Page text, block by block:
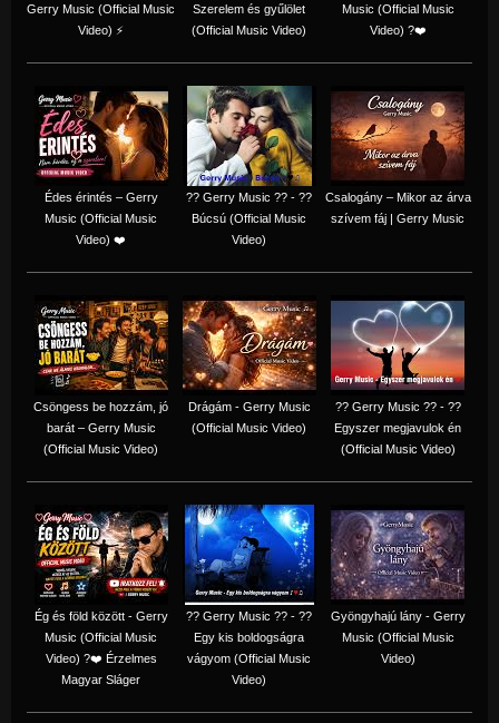
Gerry Music (Official Music
Video) ⚡
Szerelem és gyűlölet
(Official Music Video)
Music (Official Music
Video) ?❤️
Édes érintés – Gerry
Music (Official Music
Video) ❤️
?? Gerry Music ?? - ??
Búcsú (Official Music
Video)
Csalogány – Mikor az árva
szívem fáj | Gerry Music
Csöngess be hozzám, jó
barát – Gerry Music
(Official Music Video)
Drágám - Gerry Music
(Official Music Video)
?? Gerry Music ?? - ??
Egyszer megjavulok én
(Official Music Video)
Ég és föld között - Gerry
Music (Official Music
Video) ?❤️ Érzelmes
Magyar Sláger
?? Gerry Music ?? - ??
Egy kis boldogságra
vágyom (Official Music
Video)
Gyöngyhajú lány - Gerry
Music (Official Music
Video)